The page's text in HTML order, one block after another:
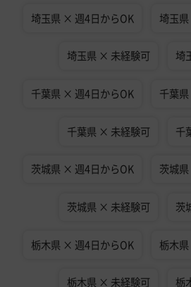
埼玉県 × 週4日からOK 埼玉
埼玉県 × 未経験可 埼
千葉県 × 週4日からOK 千葉
千葉県 × 未経験可 千
茨城県 × 週4日からOK 茨城
茨城県 × 未経験可 茨
栃木県 × 週4日からOK 栃木
栃木県 × 未経験可 栃